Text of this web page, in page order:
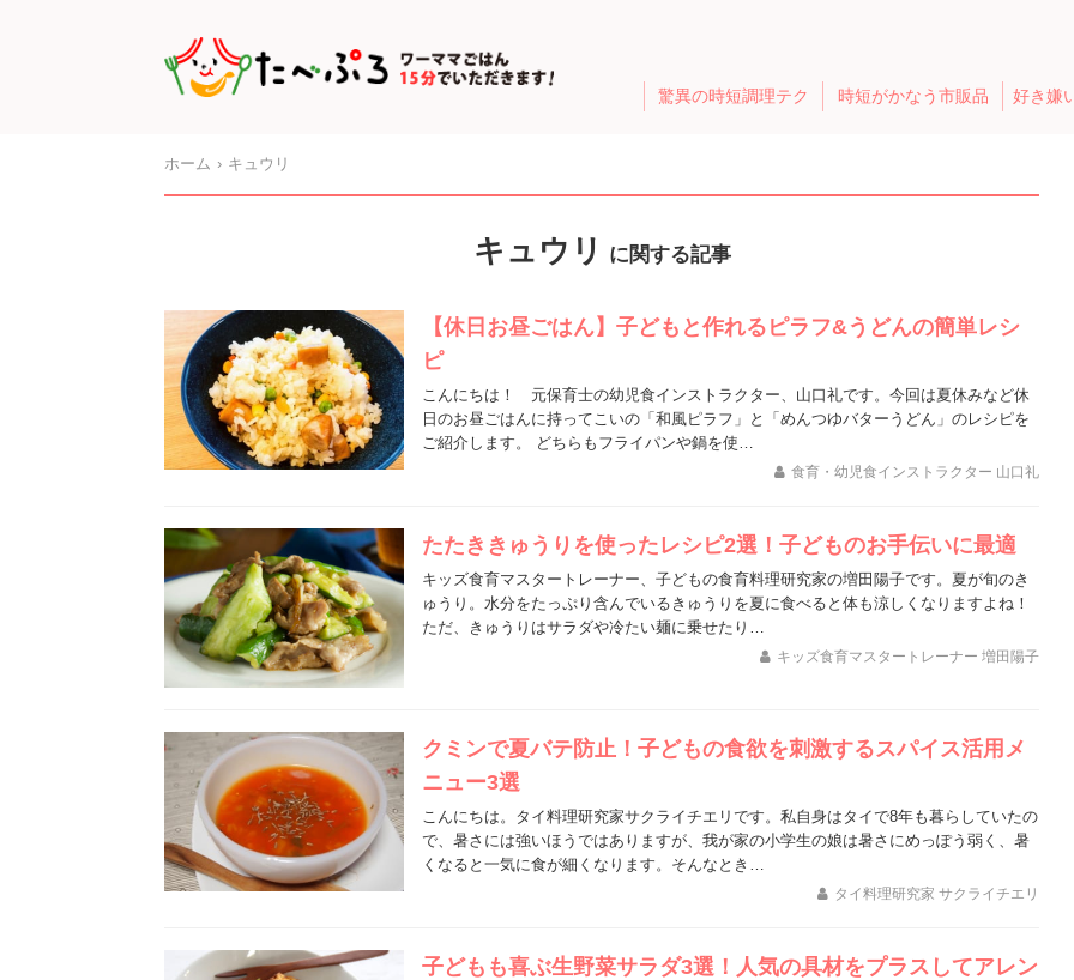
驚異の時短調理テク 時短がかなう市販品 好き嫌
ホーム キュウリ
キュウリ に関する記事
【休日お昼ごはん】子どもと作れるピラフ&うどんの簡単レシ
ピ
こんにちは！ 元保育士の幼児食インストラクター、山口礼です。今回は夏休みなど休
日のお昼ごはんに持ってこいの「和風ピラフ」と「めんつゆバターうどん」のレシピを
ご紹介します。 どちらもフライパンや鍋を使…
食育・幼児食インストラクター 山口礼
たたききゅうりを使ったレシピ2選！子どものお手伝いに最適
キッズ食育マスタートレーナー、子どもの食育料理研究家の増田陽子です。夏が旬のき
ゅうり。水分をたっぷり含んでいるきゅうりを夏に食べると体も涼しくなりますよね！
ただ、きゅうりはサラダや冷たい麺に乗せたり…
キッズ食育マスタートレーナー 増田陽子
クミンで夏バテ防止！子どもの食欲を刺激するスパイス活用メ
ニュー3選
こんにちは。タイ料理研究家サクライチエリです。私自身はタイで8年も暮らしていたの
で、暑さには強いほうではありますが、我が家の小学生の娘は暑さにめっぽう弱く、暑
くなると一気に食が細くなります。そんなとき…
タイ料理研究家 サクライチエリ
子どもも喜ぶ生野菜サラダ3選！人気の具材をプラスしてアレン